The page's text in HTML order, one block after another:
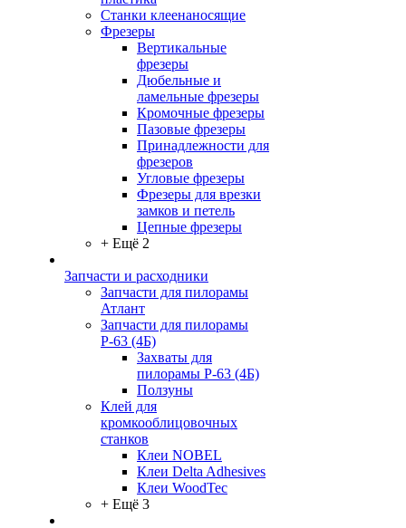
Станки клеенаносящие
Фрезеры
Вертикальные
фрезеры
Дюбельные и
ламельные фрезеры
Кромочные фрезеры
Пазовые фрезеры
Принадлежности для
фрезеров
Угловые фрезеры
Фрезеры для врезки
замков и петель
Цепные фрезеры
+ Ещё 2
Запчасти и расходники
Запчасти для пилорамы
Атлант
Запчасти для пилорамы
Р-63 (4Б)
Захваты для
пилорамы Р-63 (4Б)
Ползуны
Клей для
кромкооблицовочных
станков
Клеи NOBEL
Клеи Delta Adhesives
Клеи WoodTec
+ Ещё 3